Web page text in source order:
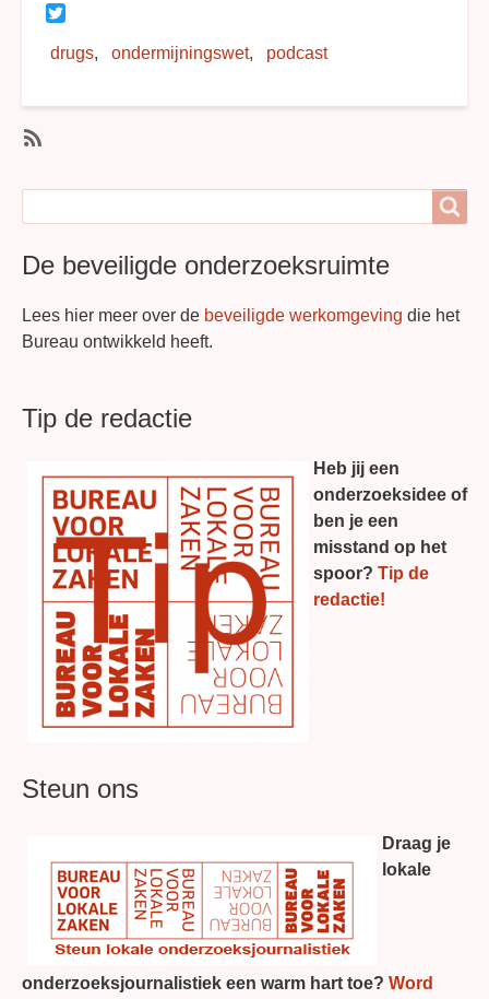
drugs ondermijningswet podcast
op
ondermijningswet
De beveiligde onderzoeksruimte
Lees hier meer over de beveiligde werkomgeving die het
Bureau ontwikkeld heeft.
Tip de redactie
Heb jij een
onderzoeksidee of
ben je een
misstand op het
spoor? Tip de
redactie!
Steun ons
Draag je
lokale
onderzoeksjournalistiek een warm hart toe? Word